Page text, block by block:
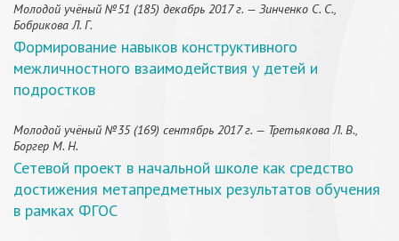
Молодой учёный №51 (185) декабрь 2017 г. — Зинченко С. С.,
Бобрикова Л. Г.
Формирование навыков конструктивного
межличностного взаимодействия у детей и
подростков
Молодой учёный №35 (169) сентябрь 2017 г. — Третьякова Л. В.,
Боргер М. Н.
Сетевой проект в начальной школе как средство
достижения метапредметных результатов обучения
в рамках ФГОС